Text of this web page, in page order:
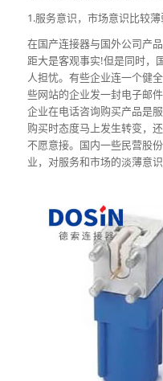
1.服务意识，市场意识比较
在国产连接器与国外公司产
距大是客观事实!但是同时，
人担忧。有些企业连一个健
些网站的企业发一封电子邮
企业在电话咨询购买产品是
购买时态度马上发生转变，
不愿意接。国内一些民营股
业，对服务和市场的淡薄意